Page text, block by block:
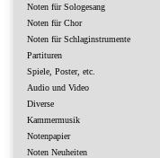
Noten für Sologesang
Noten für Chor
Noten für Schlaginstrumente
Partituren
Spiele, Poster, etc.
Audio und Video
Diverse
Kammermusik
Notenpapier
Noten Neuheiten